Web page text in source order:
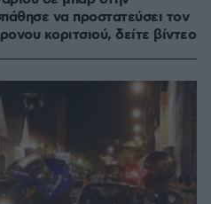
να προστατεύσει τον
κοριτσιού, δείτε βίντεο